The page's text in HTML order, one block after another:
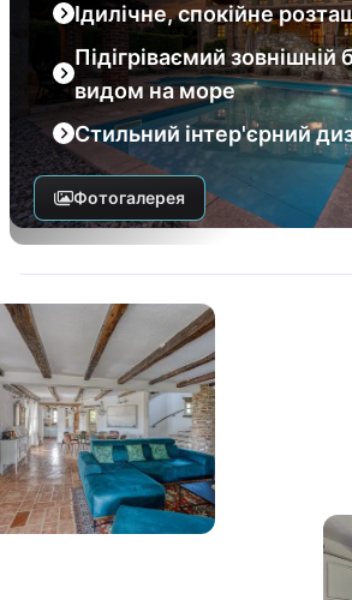
Ідилічне, спокійне
Підігріваємий зовнішній
видом на море
Стильний інтер'єрний
Фотогалерея